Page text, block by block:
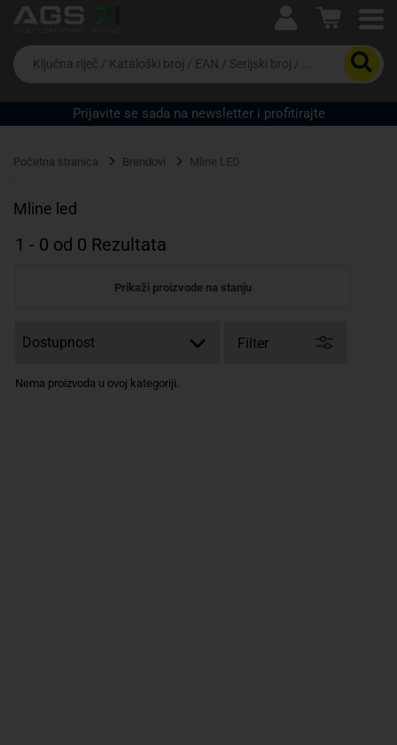
Ova postavka prilagođava asortiman proizvoda i
cijene vašim potrebama.
Da
biste
potražili
proizvod,
unesite
riječ,
EAN
serijski
Prijavite se sada na newsletter i profitirajte
Početna stranica Brendovi Mline LED
Mline led
1 - 0 od 0 Rezultata
Prikaži proizvode na stanju
Filter
Nema proizvoda u ovoj kategoriji.